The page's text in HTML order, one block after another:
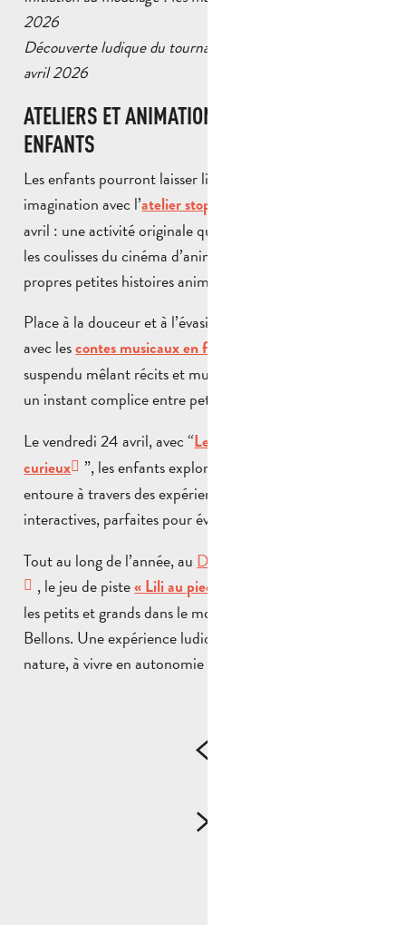
2026
Découverte ludique du tournage : les jeudis 9, 16 et 30
avril 2026
ATELIERS ET ANIMATIONS POUR LES
ENFANTS
Les enfants pourront laisser libre cours à leur
imagination avec l’atelier stop motion
avril : une activité originale qui leur permet de découvrir
les coulisses du cinéma d’animation en créant leurs
propres petites histoires animées.
Place à la douceur et à l’évasion le mercredi 22 avril,
avec lescontes musicaux en famille
suspendu mêlant récits et musique, idéal pour partager
un instant complice entre petits et grands.
Le vendredi 24 avril, avec “Les sens : l’aventure des petits
curieux
”, les enfants explorent le monde qui les
entoure à travers des expériences sensorielles ludiques et
interactives, parfaites pour éveiller leur curiosité.
Tout au long de l’année, au Domaine de la Font de Mai
, le jeu de piste« Lili au pied de Garlaban »
les petits et grands dans le monde de Marcel et Lili des
Bellons. Une expérience ludique, immersive et en pleine
nature, à vivre en autonomie avec toute la famille!